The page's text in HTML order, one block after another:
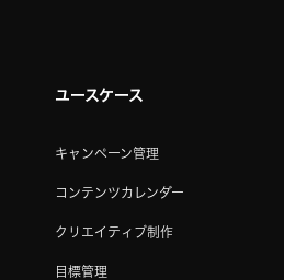
ユースケース
キャンペーン管理
コンテンツカレンダー
クリエイティブ制作
目標管理